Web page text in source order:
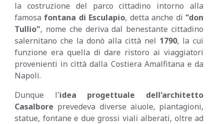
la costruzione del parco cittadino intorno alla
famosa fontana di Esculapio, detta anche di "don
Tullio", nome che deriva dal benestante cittadino
salernitano che la donò alla città nel 1790, la cui
funzione era quella di dare ristoro ai viaggiatori
provenienti in città dalla Costiera Amalfitana e da
Napoli.
Dunque l'idea progettuale dell'architetto
Casalbore prevedeva diverse aiuole, piantagioni,
statue, fontane e due grossi viali alberati, oltre ad